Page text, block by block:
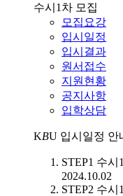
수시1차 모집
모집요강
입시일정
입시결과
원서접수
지원현황
공지사항
입학상담
KBU 입시일정 안
STEP1 수시
2024.10.02
STEP2 수시